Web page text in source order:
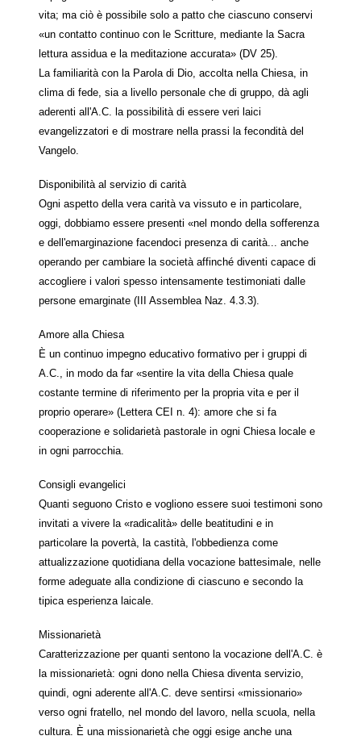
vita; ma ciò è possibile solo a patto che ciascuno conservi
«un contatto continuo con le Scritture, mediante la Sacra
lettura assidua e la meditazione accurata» (DV 25).
La familiarità con la Parola di Dio, accolta nella Chiesa, in
clima di fede, sia a livello personale che di gruppo, dà agli
aderenti all'A.C. la possibilità di essere veri laici
evangelizzatori e di mostrare nella prassi la fecondità del
Vangelo.
Disponibilità al servizio di carità
Ogni aspetto della vera carità va vissuto e in particolare,
oggi, dobbiamo essere presenti «nel mondo della sofferenza
e dell'emarginazione facendoci presenza di carità... anche
operando per cambiare la società affinché diventi capace di
accogliere i valori spesso intensamente testimoniati dalle
persone emarginate (III Assemblea Naz. 4.3.3).
Amore alla Chiesa
È un continuo impegno educativo formativo per i gruppi di
A.C., in modo da far «sentire la vita della Chiesa quale
costante termine di riferimento per la propria vita e per il
proprio operare» (Lettera CEI n. 4): amore che si fa
cooperazione e solidarietà pastorale in ogni Chiesa locale e
in ogni parrocchia.
Consigli evangelici
Quanti seguono Cristo e vogliono essere suoi testimoni sono
invitati a vivere la «radicalità» delle beatitudini e in
particolare la povertà, la castità, l'obbedienza come
attualizzazione quotidiana della vocazione battesimale, nelle
forme adeguate alla condizione di ciascuno e secondo la
tipica esperienza laicale.
Missionarietà
Caratterizzazione per quanti sentono la vocazione dell'A.C. è
la missionarietà: ogni dono nella Chiesa diventa servizio,
quindi, ogni aderente all'A.C. deve sentirsi «missionario»
verso ogni fratello, nel mondo del lavoro, nella scuola, nella
cultura. È una missionarietà che oggi esige anche una